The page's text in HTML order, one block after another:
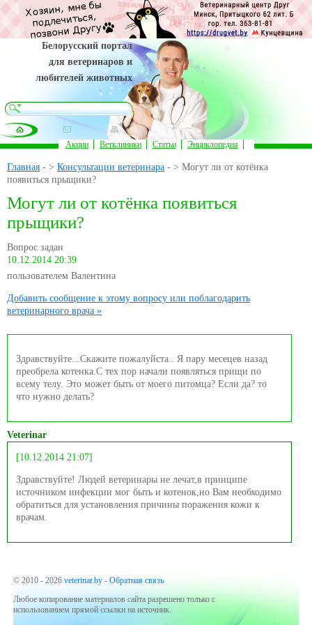
Белорусский портал
для ветеринаров и
любителей животных
Главная - > Консультации ветеринара - > Могут ли от котёнка
появиться прыщики?
Могут ли от котёнка появиться
прыщики?
Вопрос задан
10.12.2014 20:39
пользователем Валентина
Добавить сообщение к этому вопросу или поблагодарить
ветеринарного врача »
Здравствуйте...Скажите пожалуйста.. Я пару месецев назад
преобрела котенка.С тех пор начали появляться прищи по
всему телу. Это может быть от моего питомца? Если да? то
что нужно делать?
Veterinar
[10.12.2014 21:07]
Здравствуйте! Людей ветеринары не лечат,в принципе
источником инфекции мог быть и котенок,но Вам необходимо
обратиться для установления причины поражения кожи к
врачам.
Акции Ветклиники Статьи Энциклопедия
© 2010 - 2026 veterinar.by - Обратная связь
Любое копирование материалов сайта разрешено только с
использованием прямой ссылки на источник.